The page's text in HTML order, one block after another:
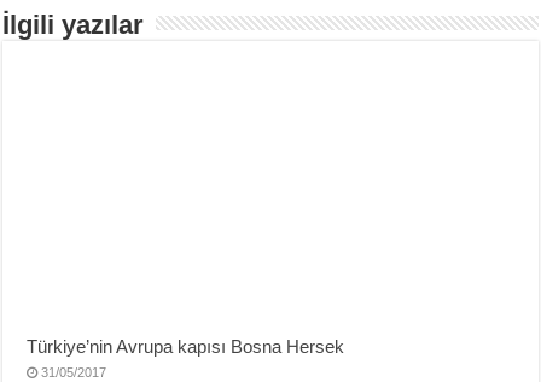
İlgili yazılar
Türkiye’nin Avrupa kapısı Bosna Hersek
31/05/2017